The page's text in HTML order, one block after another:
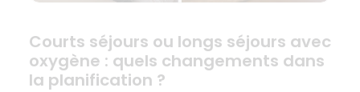
Courts séjours ou longs séjours avec
oxygène : quels changements dans
la planification ?